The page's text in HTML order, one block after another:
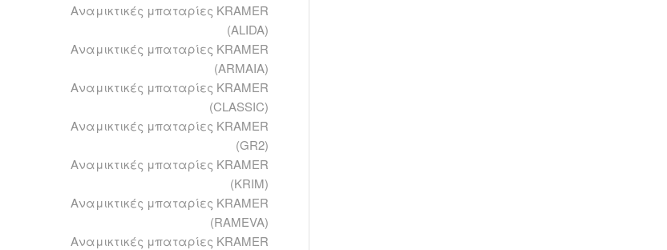
Αναμικτικές μπαταρίες KRAMER
(ALIDA)
Αναμικτικές μπαταρίες KRAMER
(ARMAIA)
Αναμικτικές μπαταρίες KRAMER
(CLASSIC)
Αναμικτικές μπαταρίες KRAMER
(GR2)
Αναμικτικές μπαταρίες KRAMER
(KRIM)
Αναμικτικές μπαταρίες KRAMER
(RAMEVA)
Αναμικτικές μπαταρίες KRAMER